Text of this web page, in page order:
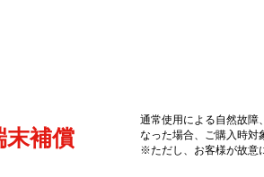
末補償
通常使用による自然故障
なった場合、ご購入時対
※ただし、お客様が故意